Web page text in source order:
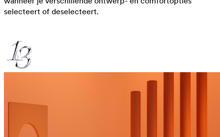
selecteert of deselecteert.